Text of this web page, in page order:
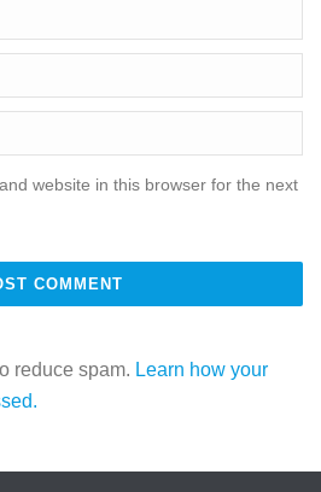
website in this browser for the next
reduce spam. Learn how your